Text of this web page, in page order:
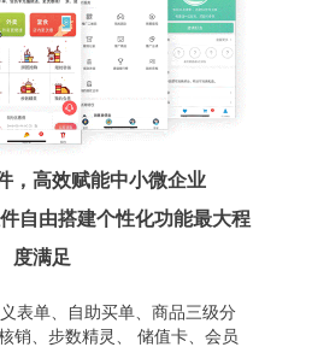
，高效赋能中小微企业
自由搭建个性化功能最大程
度满足
表单、自助买单、商品三级分
销、步数精灵、 储值卡、会员